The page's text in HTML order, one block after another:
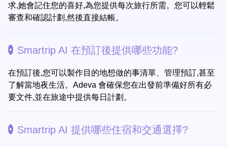
求,她會記住您的喜好,為您提供每次旅行所需。您可以輕鬆
審查和確認計劃,然後直接結帳。
Smartrip AI 在預訂後提供哪些功能?
在預訂後,您可以製作目的地想做的事清單、管理預訂,甚至
了解當地夜生活。Adeva 會確保您在出發前準備好所有必
要文件,並在旅途中提供每日計劃。
Smartrip AI 提供哪些住宿和交通選擇?